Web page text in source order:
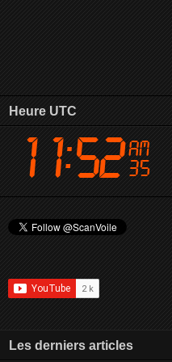
Heure UTC
Les derniers articles